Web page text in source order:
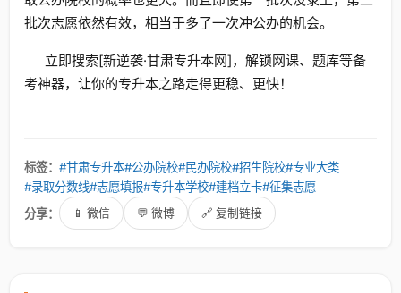
批次志愿依然有效，相当于多了一次冲公办的机会。
立即搜索[新逆袭·甘肃专升本网]，解锁网课、题库等备
考神器，让你的专升本之路走得更稳、更快！
标签： #甘肃专升本#公办院校#民办院校#招生院校#专业大类
#录取分数线#志愿填报#专升本学校#建档立卡#征集志愿
分享：
📱 微信 💬 微博 🔗 复制链接